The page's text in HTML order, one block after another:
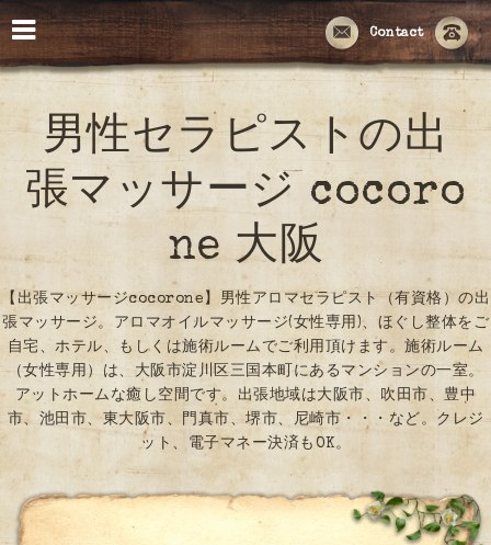
Contact
男性セラピストの出
張マッサージ cocoro
ne 大阪
【出張マッサージcocorone】男性アロマセラピスト（有資格）の出
張マッサージ。アロマオイルマッサージ(女性専用)、ほぐし整体をご
自宅、ホテル、もしくは施術ルームでご利用頂けます。施術ルーム
（女性専用）は、大阪市淀川区三国本町にあるマンションの一室。
アットホームな癒し空間です。出張地域は大阪市、吹田市、豊中
市、池田市、東大阪市、門真市、堺市、尼崎市・・・など。クレジ
ット、電子マネー決済もOK。